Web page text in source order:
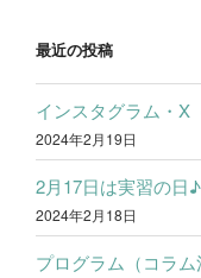
ー
シ
ョ
ン
最近の投稿
インスタグラム・X
2024年2月19日
2月17日は実習の日♪
2024年2月18日
プログラム（コラム